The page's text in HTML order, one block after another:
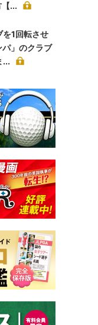
【...
を1回転させ
」のクラブ
...